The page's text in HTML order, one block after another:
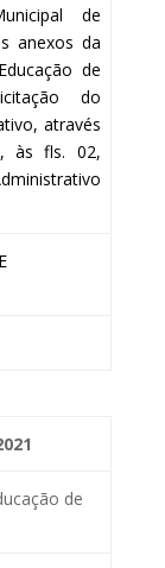
de
anexos da
de
do
através
às fls. 02,
de